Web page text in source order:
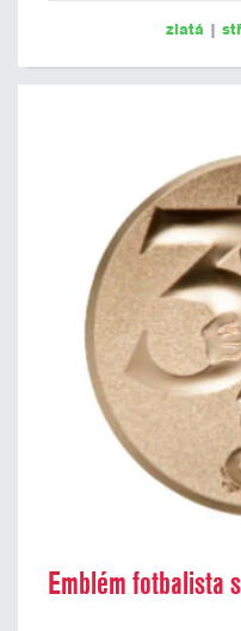
zlatá |
Emblém fotbalista